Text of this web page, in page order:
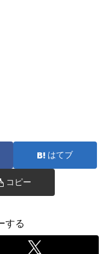
はてブ
コピー
する